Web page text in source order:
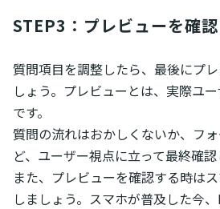
STEP3：プレビューを確
質問項目を調整したら、最後にプ
しょう。プレビューとは、実際ユ
です。
質問の流れはおかしくないか、フ
ど、ユーザー視点に立って最終確認
また、プレビューを確認する時は
しましょう。スマホが普及した今